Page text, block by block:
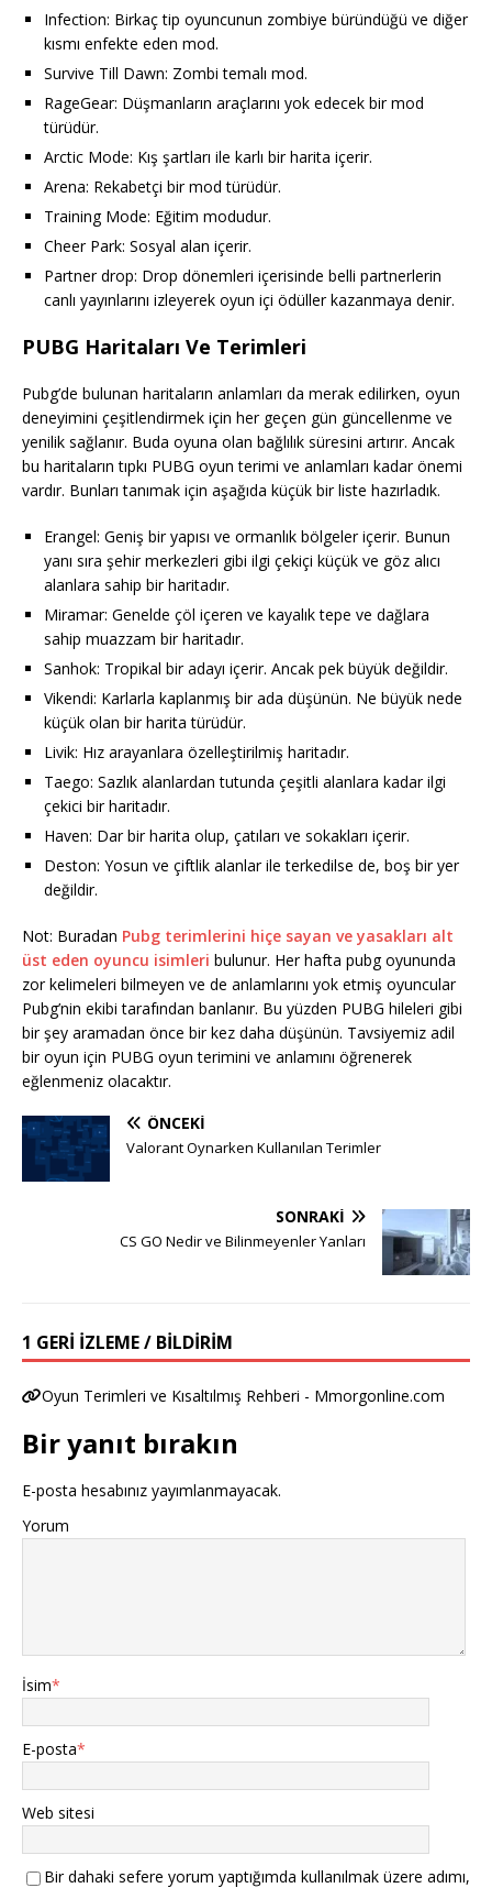
Infection: Birkaç tip oyuncunun zombiye büründüğü ve diğer
kısmı enfekte eden mod.
Survive Till Dawn: Zombi temalı mod.
RageGear: Düşmanların araçlarını yok edecek bir mod
türüdür.
Arctic Mode: Kış şartları ile karlı bir harita içerir.
Arena: Rekabetçi bir mod türüdür.
Training Mode: Eğitim modudur.
Cheer Park: Sosyal alan içerir.
Partner drop: Drop dönemleri içerisinde belli partnerlerin
canlı yayınlarını izleyerek oyun içi ödüller kazanmaya denir.
PUBG Haritaları Ve Terimleri
Pubg’de bulunan haritaların anlamları da merak edilirken, oyun
deneyimini çeşitlendirmek için her geçen gün güncellenme ve
yenilik sağlanır. Buda oyuna olan bağlılık süresini artırır. Ancak
bu haritaların tıpkı PUBG oyun terimi ve anlamları kadar önemi
vardır. Bunları tanımak için aşağıda küçük bir liste hazırladık.
Erangel: Geniş bir yapısı ve ormanlık bölgeler içerir. Bunun
yanı sıra şehir merkezleri gibi ilgi çekiçi küçük ve göz alıcı
alanlara sahip bir haritadır.
Miramar: Genelde çöl içeren ve kayalık tepe ve dağlara
sahip muazzam bir haritadır.
Sanhok: Tropikal bir adayı içerir. Ancak pek büyük değildir.
Vikendi: Karlarla kaplanmış bir ada düşünün. Ne büyük nede
küçük olan bir harita türüdür.
Livik: Hız arayanlara özelleştirilmiş haritadır.
Taego: Sazlık alanlardan tutunda çeşitli alanlara kadar ilgi
çekici bir haritadır.
Haven: Dar bir harita olup, çatıları ve sokakları içerir.
Deston: Yosun ve çiftlik alanlar ile terkedilse de, boş bir yer
değildir.
Not: Buradan Pubg terimlerini hiçe sayan ve yasakları alt
üst eden oyuncu isimleri bulunur. Her hafta pubg oyununda
zor kelimeleri bilmeyen ve de anlamlarını yok etmiş oyuncular
Pubg’nin ekibi tarafından banlanır. Bu yüzden PUBG hileleri gibi
bir şey aramadan önce bir kez daha düşünün. Tavsiyemiz adil
bir oyun için PUBG oyun terimini ve anlamını öğrenerek
eğlenmeniz olacaktır.
ÖNCEKI
Valorant Oynarken Kullanılan Terimler
SONRAKI
CS GO Nedir ve Bilinmeyenler Yanları
1 GERI IZLEME / BILDIRIM
Oyun Terimleri ve Kısaltılmış Rehberi - Mmorgonline.com
Bir yanıt bırakın
E-posta hesabınız yayımlanmayacak.
Yorum
İsim*
E-posta*
Web sitesi
Bir dahaki sefere yorum yaptığımda kullanılmak üzere adımı,